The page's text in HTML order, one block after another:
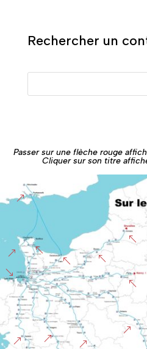
Rechercher un
Passer sur une flèche rouge
Cliquer sur son titre
&
&
%
%
%
%
%
&
&
&
&
'